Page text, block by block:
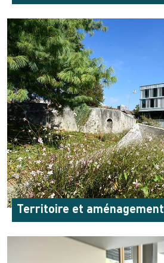
Territoire et aménagement